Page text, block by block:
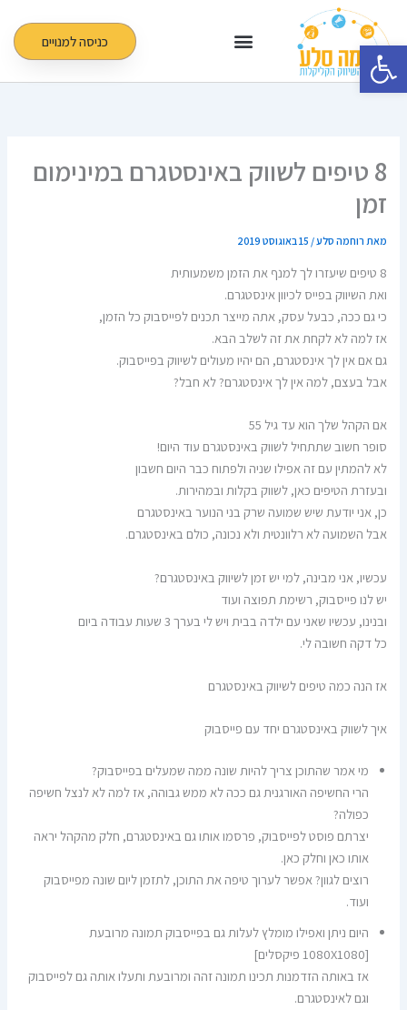
פתח סרגל נגישות
לתוכן
כניסה למנויים
8 טיפים לשווק באינסטגרם במינימום
זמן
מאת רוחמה סלע/ 15 באוגוסט 2019
8 טיפים שיעזרו לך למנף את הזמן משמעותית
ואת השיווק בפייס לכיוון אינסטגרם.
כי גם ככה, כבעל עסק, אתה מייצר תכנים לפייסבוק כל הזמן,
אז למה לא לקחת את זה לשלב הבא.
גם אם אין לך אינסטגרם, הם יהיו מעולים לשיווק בפייסבוק.
אבל בעצם, למה אין לך אינסטגרם? לא חבל?
אם הקהל שלך הוא עד גיל 55
סופר חשוב שתתחיל לשווק באינסטגרם עוד היום!
לא להמתין עם זה אפילו שניה ולפתוח כבר היום חשבון
ובעזרת הטיפים כאן, לשווק בקלות ובמהירות.
כן, אני יודעת שיש שמועה שרק בני הנוער באינסטגרם
אבל השמועה לא רלוונטית ולא נכונה, כולם באינסטגרם.
עכשיו, אני מבינה, למי יש זמן לשיווק באינסטגרם?
יש לנו פייסבוק, רשימת תפוצה ועוד
ובנינו, עכשיו שאני עם ילדה בבית ויש לי בערך 3 שעות עבודה ביום
כל דקה חשובה לי.
אז הנה כמה טיפים לשיווק באינסטגרם
איך לשווק באינסטגרם יחד עם פייסבוק
מי אמר שהתוכן צריך להיות שונה ממה שמעלים בפייסבוק?
הרי החשיפה האורגנית גם ככה לא ממש גבוהה, אז למה לא לנצל חשיפה
כפולה?
יצרתם פוסט לפייסבוק, פרסמו אותו גם באינסטגרם, חלק מהקהל יראה
אותו כאן וחלק כאן.
רוצים לגוון? אפשר לערוך טיפה את התוכן, לתזמן ליום שונה מפייסבוק
ועוד.
היום ניתן ואפילו מומלץ לעלות גם בפייסבוק תמונה מרובעת
[1080X1080 פיקסלים]
אז באותה הזדמנות תכינו תמונה זהה ומרובעת ותעלו אותה גם לפייסבוק
וגם לאינסטגרם.